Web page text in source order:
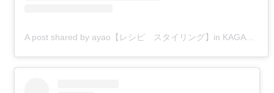
A post shared by ayao【レシピ スタイリング】in KAGAWA (@izakaya_ayao)